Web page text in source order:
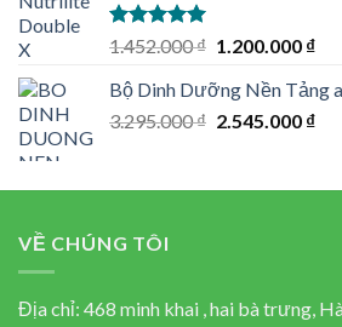
Rated5.00
1.452.000₫ Original
was:
1.452.000 ₫.
1.200.000 ₫
is:
Bộ Dinh Dưỡng Nền Tảng
3.295.000₫ Original
3.295.000 ₫.
2.545.000 ₫
VỀ CHÚNG TÔI
Địa chỉ: 468 minh khai , hai bà trưng,